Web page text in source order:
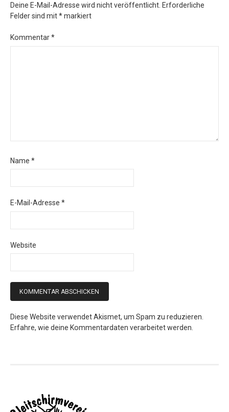
Deine E-Mail-Adresse wird nicht veröffentlicht. Erforderliche
Felder sind mit*markiert
Kommentar*
Name *
E-Mail-Adresse *
Website
Diese Website verwendet Akismet, um Spam zu reduzieren.
Erfahre, wie deine Kommentardaten verarbeitet werden.